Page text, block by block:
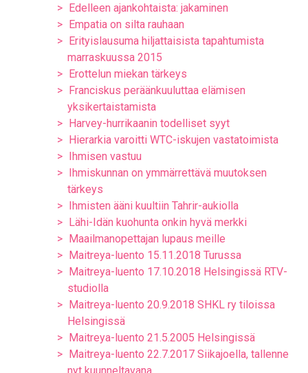
Edelleen ajankohtaista: jakaminen
Empatia on silta rauhaan
Erityislausuma hiljattaisista tapahtumista
marraskuussa 2015
Erottelun miekan tärkeys
Franciskus peräänkuuluttaa elämisen
yksikertaistamista
Harvey-hurrikaanin todelliset syyt
Hierarkia varoitti WTC-iskujen vastatoimista
Ihmisen vastuu
Ihmiskunnan on ymmärrettävä muutoksen
tärkeys
Ihmisten ääni kuultiin Tahrir-aukiolla
Lähi-Idän kuohunta onkin hyvä merkki
Maailmanopettajan lupaus meille
Maitreya-luento 15.11.2018 Turussa
Maitreya-luento 17.10.2018 Helsingissä RTV-
studiolla
Maitreya-luento 20.9.2018 SHKL ry tiloissa
Helsingissä
Maitreya-luento 21.5.2005 Helsingissä
Maitreya-luento 22.7.2017 Siikajoella, tallenne